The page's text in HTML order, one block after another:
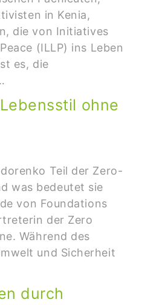
in Kenia,
die von Initiatives
(ILLP) ins Leben
es, die
ohne
Teil der Zero-
was bedeutet sie
von Foundations
der Zero
Während des
und Sicherheit
durch